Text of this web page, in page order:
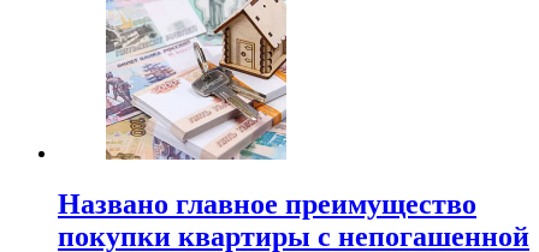
Названо главное преимущество
покупки квартиры с непогашенной